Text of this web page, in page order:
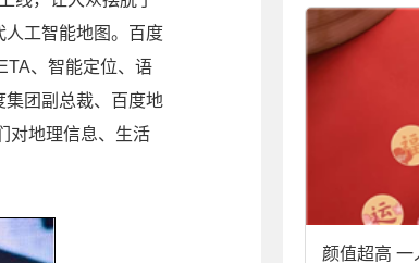
人工智能地图。百度
、智能定位、语
集团副总裁、百度地
对地理信息、生活
颜值超高 一